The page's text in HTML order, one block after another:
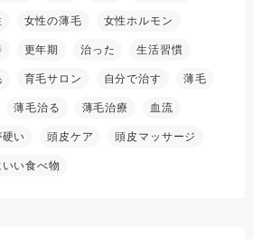
女性の薄毛 女性ホルモン
更年期 治った 生活習慣
育毛サロン 自分で治す 薄毛
薄毛治る 薄毛治療 血流
い 頭皮ケア 頭皮マッサージ
い食べ物